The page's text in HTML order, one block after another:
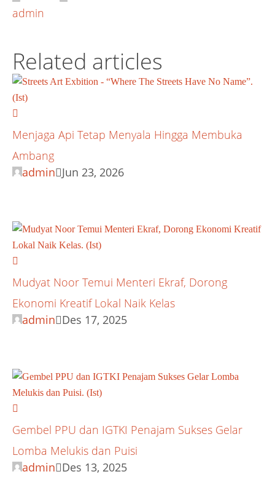
admin
Related articles
Menjaga Api Tetap Menyala Hingga Membuka
Ambang
admin Jun 23, 2026
Mudyat Noor Temui Menteri Ekraf, Dorong
Ekonomi Kreatif Lokal Naik Kelas
admin Des 17, 2025
Gembel PPU dan IGTKI Penajam Sukses Gelar
Lomba Melukis dan Puisi
admin Des 13, 2025